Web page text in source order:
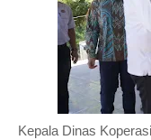
Kepala Dinas